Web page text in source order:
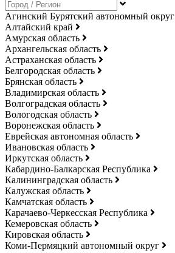
Агинский Бурятский автономный округ
Алтайский край
Амурская область
Архангельская область
Астраханская область
Белгородская область
Брянская область
Владимирская область
Волгоградская область
Вологодская область
Воронежская область
Еврейская автономная область
Ивановская область
Иркутская область
Кабардино-Балкарская Республика
Калининградская область
Калужская область
Камчатская область
Карачаево-Черкесская Республика
Кемеровская область
Кировская область
Коми-Пермяцкий автономный округ